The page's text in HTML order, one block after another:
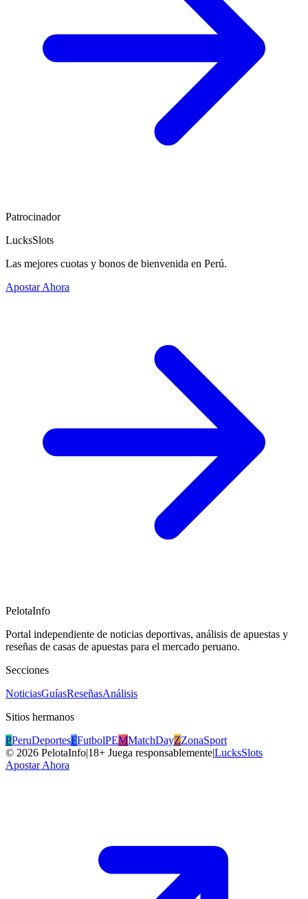
Patrocinador
LucksSlots
Las mejores cuotas y bonos de bienvenida en Perú.
Apostar Ahora
PelotaInfo
Portal independiente de noticias deportivas, análisis de apuestas y
reseñas de casas de apuestas para el mercado peruano.
Secciones
NoticiasGuíasReseñasAnálisis
Sitios hermanos
PPeruDeportesFFutbolPEMMatchDayZZonaSport
© 2026 PelotaInfo|18+ Juega responsablemente|LucksSlots
Apostar Ahora